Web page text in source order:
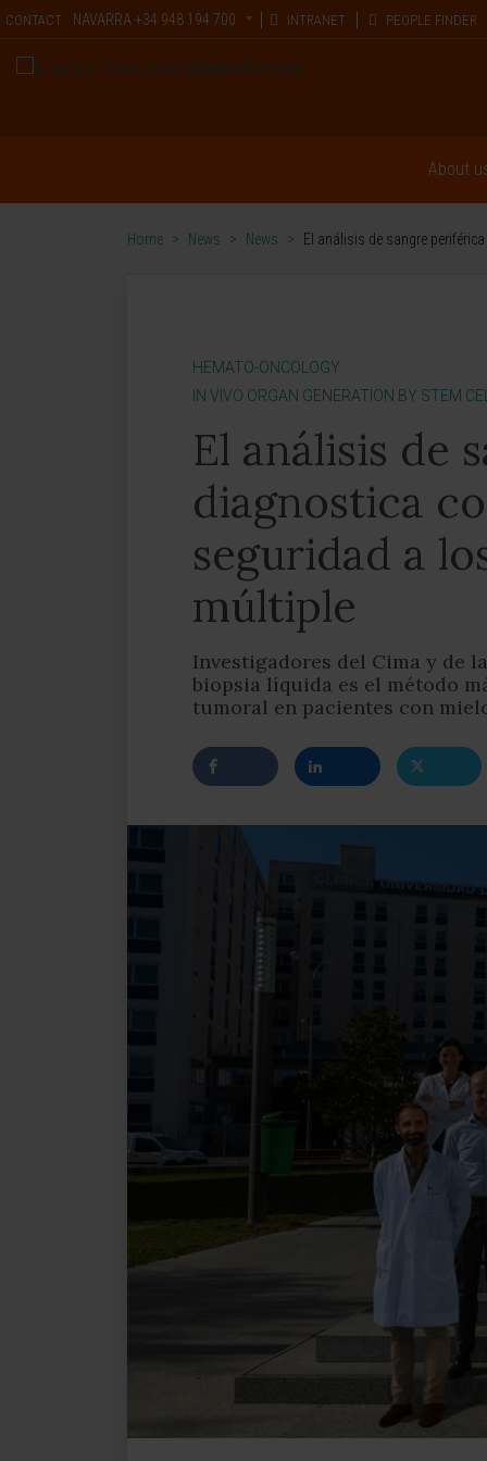
CONTACT NAVARRA +34 948 194 700 INTRANET PEOPLE FINDER
About
Home > News > News > El análisis de sangre
HEMATO-ONCOLOGY
IN VIVO ORGAN GENERATION BY STEM
El análisis de
diagnostica
seguridad a
múltiple
Investigadores del Cima y de
biopsia líquida es el método
tumoral en pacientes con